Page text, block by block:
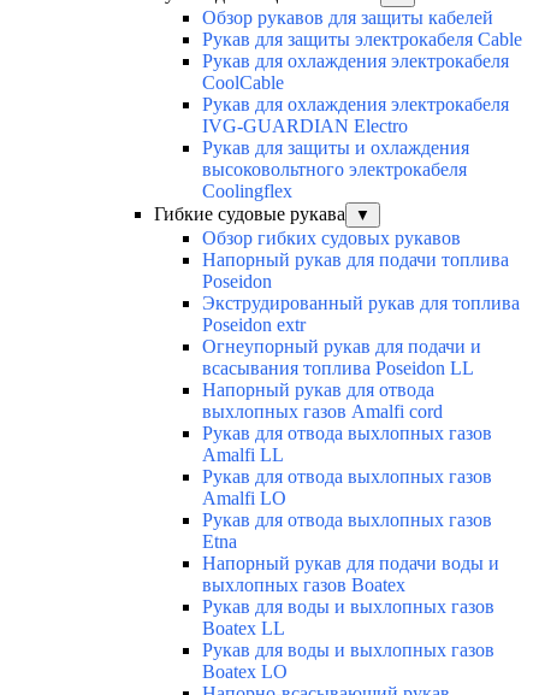
Обзор рукавов для защиты кабелей
Рукав для защиты электрокабеля Cable
Рукав для охлаждения электрокабеля
CoolCable
Рукав для охлаждения электрокабеля
IVG-GUARDIAN Electro
Рукав для защиты и охлаждения
высоковольтного электрокабеля
Coolingflex
Гибкие судовые рукава
▼
Обзор гибких судовых рукавов
Напорный рукав для подачи топлива
Poseidon
Экструдированный рукав для топлива
Poseidon extr
Огнеупорный рукав для подачи и
всасывания топлива Poseidon LL
Напорный рукав для отвода
выхлопных газов Amalfi cord
Рукав для отвода выхлопных газов
Amalfi LL
Рукав для отвода выхлопных газов
Amalfi LO
Рукав для отвода выхлопных газов
Etna
Напорный рукав для подачи воды и
выхлопных газов Boatex
Рукав для воды и выхлопных газов
Boatex LL
Рукав для воды и выхлопных газов
Boatex LO